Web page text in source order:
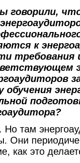
говорили,
к
требования
обучения
там
Они
как это